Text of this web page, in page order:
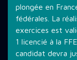
plongée en
fédérales. La
exercices est
1 licencié à la
candidat devra